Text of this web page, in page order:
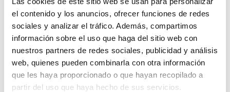
el contenido y los anuncios, ofrecer funciones de redes
sociales y analizar el tráfico. Además, compartimos
información sobre el uso que haga del sitio web con
nuestros partners de redes sociales, publicidad y análisis
web, quienes pueden combinarla con otra información
que les haya proporcionado o que hayan recopilado a
partir del uso que haya hecho de sus servicios.